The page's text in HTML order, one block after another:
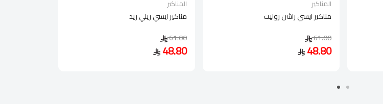
المناكير
مناكير ايسي ريلي ريد
61.00
48.80
المناكير
مناكير ايسي راشن روليت
61.00
48.80